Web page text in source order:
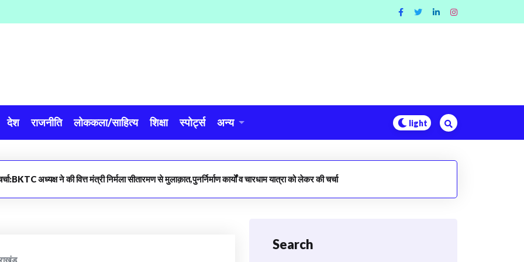
देश राजनीति लोककला/साहित्य शिक्षा स्पोर्ट्स अन्य
अध्यक्ष ने की वित्त मंत्री निर्मला सीतारमण से मुलाक़ात,पुनर्निर्माण कार्यों व चारधाम यात्रा को लेकर की चर्चा
Search